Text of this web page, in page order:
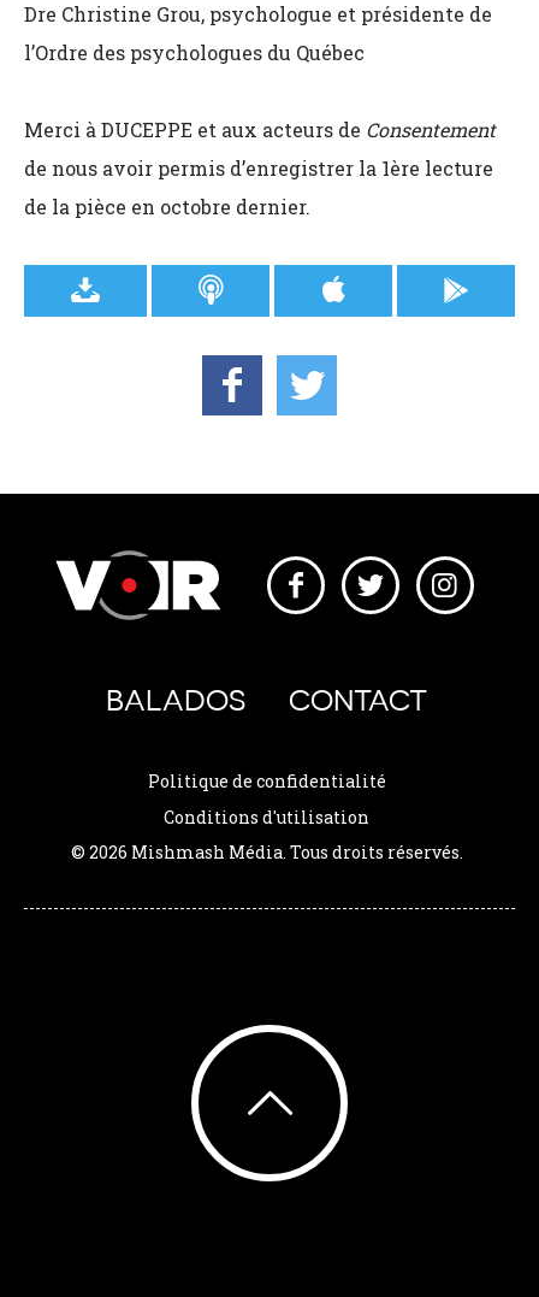
Dre Christine Grou, psychologue et présidente de
l’Ordre des psychologues du Québec
Merci à DUCEPPE et aux acteurs de Consentement
de nous avoir permis d’enregistrer la 1ère lecture
de la pièce en octobre dernier.
BALADOS CONTACT
Politique de confidentialité
Conditions d'utilisation
© 2026 Mishmash Média. Tous droits réservés.